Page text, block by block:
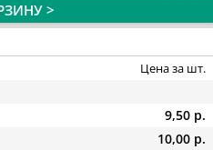
>
Цена за шт.
9,50 р.
10,00 р.